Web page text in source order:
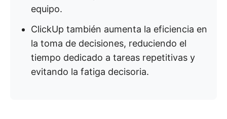
equipo.
ClickUp también aumenta la eficiencia en
la toma de decisiones, reduciendo el
tiempo dedicado a tareas repetitivas y
evitando la fatiga decisoria.